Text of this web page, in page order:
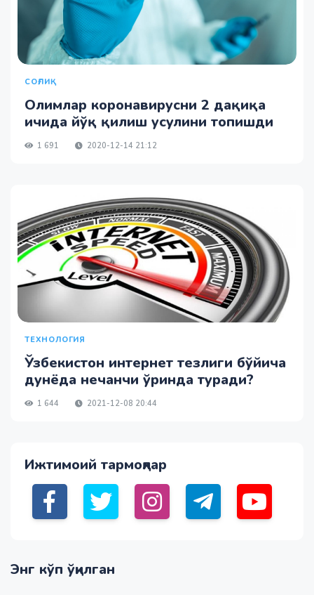
СОҒЛИҚ
Олимлар коронавирусни 2 дақиқа
ичида йўқ қилиш усулини топишди
1 691 2020-12-14 21:12
ТЕХНОЛОГИЯ
Ўзбекистон интернет тезлиги бўйича
дунёда нечанчи ўринда туради?
1 644 2021-12-08 20:44
Ижтимоий тармоқлар
Энг кўп ўқилган